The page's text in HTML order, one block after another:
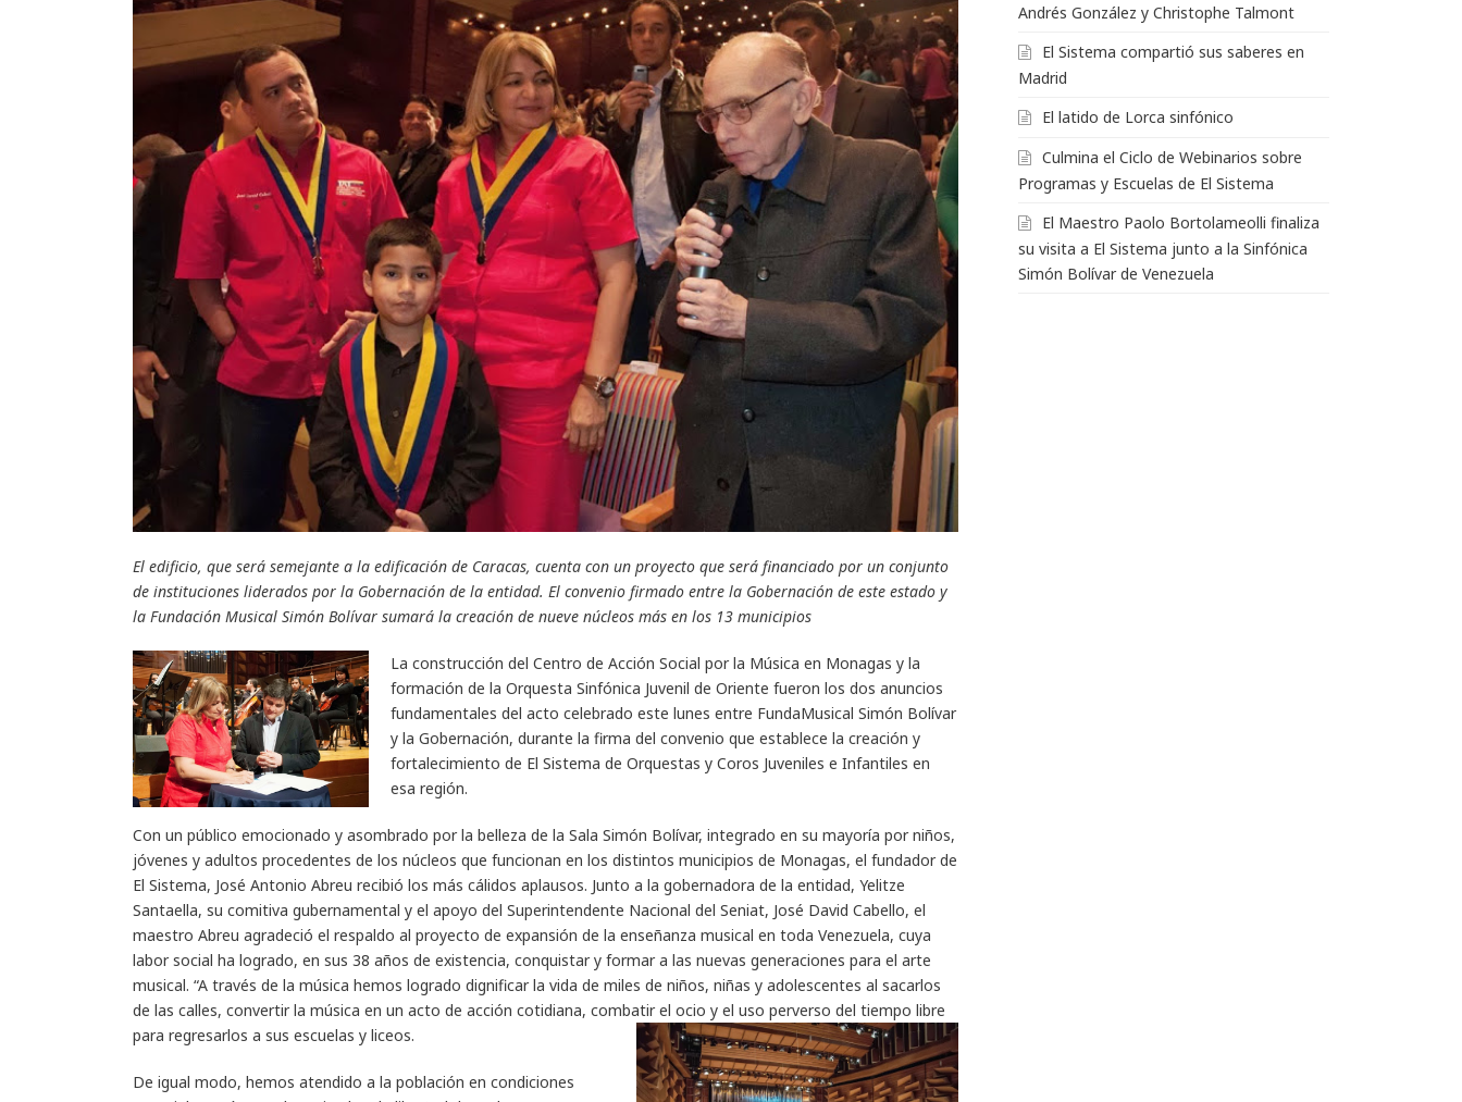
El edificio, que será semejante a la edificación de Caracas, cuenta con un proyecto que será financiado por un conjunto
de instituciones liderados por la Gobernación de la entidad. El convenio firmado entre la Gobernación de este estado y
la Fundación Musical Simón Bolívar sumará la creación de nueve núcleos más en los 13 municipios
La construcción del Centro de Acción Social por la Música en Monagas y la
formación de la Orquesta Sinfónica Juvenil de Oriente fueron los dos anuncios
fundamentales del acto celebrado este lunes entre FundaMusical Simón Bolívar
y la Gobernación, durante la firma del convenio que establece la creación y
fortalecimiento de El Sistema de Orquestas y Coros Juveniles e Infantiles en
esa región.
Con un público emocionado y asombrado por la belleza de la Sala Simón Bolívar, integrado en su mayoría por niños,
jóvenes y adultos procedentes de los núcleos que funcionan en los distintos municipios de Monagas, el fundador de
El Sistema, José Antonio Abreu recibió los más cálidos aplausos. Junto a la gobernadora de la entidad, Yelitze
Santaella, su comitiva gubernamental y el apoyo del Superintendente Nacional del Seniat, José David Cabello, el
maestro Abreu agradeció el respaldo al proyecto de expansión de la enseñanza musical en toda Venezuela, cuya
labor social ha logrado, en sus 38 años de existencia, conquistar y formar a las nuevas generaciones para el arte
musical. “A través de la música hemos logrado dignificar la vida de miles de niños, niñas y adolescentes al sacarlos
de las calles, convertir la música en un acto de acción cotidiana, combatir el ocio y el uso perverso del tiempo libre
para regresarlos a sus escuelas y liceos.
De igual modo, hemos atendido a la población en condiciones
Andrés González y Christophe Talmont
El Sistema compartió sus saberes en
Madrid
El latido de Lorca sinfónico
Culmina el Ciclo de Webinarios sobre
Programas y Escuelas de El Sistema
El Maestro Paolo Bortolameolli finaliza
su visita a El Sistema junto a la Sinfónica
Simón Bolívar de Venezuela